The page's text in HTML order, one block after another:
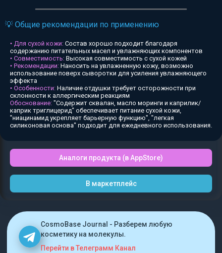
💡 Общие рекомендации по применению
• Для сухой кожи: Состав хорошо подходит благодаря
содержанию питательных масел и увлажняющих компонентов
• Совместимость: Высокая совместимость с сухой кожей
• Рекомендации: Наносить на увлажненную кожу, возможно
использование поверх сыворотки для усиления увлажняющего
эффекта
• Особенности: Наличие отдушки требует осторожности при
склонности к аллергическим реакциям
Обоснование: "Содержит сквалан, масло моринги и каприлик/
каприк триглицерид" обеспечивает питание сухой кожи,
"ниацинамид укрепляет барьерную функцию", "легкая
силиконовая основа" подходит для ежедневного использования.
Аналоги продукта (в AppStore)
В маркетплейс
CosmoBase Journal - Разберем любую
косметику на молекулы.
Перейти в Телеграмм Канал